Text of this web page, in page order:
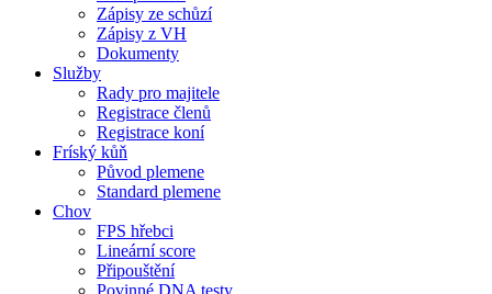
Zápisy ze schůzí
Zápisy z VH
Dokumenty
Služby
Rady pro majitele
Registrace členů
Registrace koní
Fríský kůň
Původ plemene
Standard plemene
Chov
FPS hřebci
Lineární score
Připouštění
Povinné DNA testy